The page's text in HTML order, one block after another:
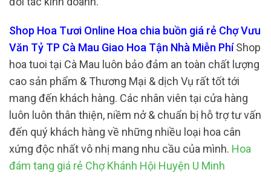
Shop Hoa Tươi Online Hoa chia buồn giá rẻ Chợ Vưu
Văn Tỷ TP Cà Mau Giao Hoa Tận Nhà Miễn PhíShop
hoa tuoi tại Cà Mau luôn bảo đảm an toàn chất lượng
cao sản phẩm & Thương Mại & dịch Vụ rất tốt tới
mang đến khách hàng. Các nhân viên tại cửa hàng
luôn luôn thân thiện, niềm nở & chuẩn bị hỗ trợ tư vấn
đến quý khách hàng về những nhiều loại hoa cân
xứng độc nhất vô nhị mang nhu cầu của mình. Hoa
đám tang giá rẻ Chợ Khánh Hội Huyện U Minh